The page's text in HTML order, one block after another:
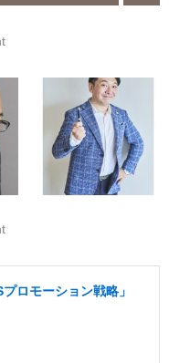
ロモーション戦略」